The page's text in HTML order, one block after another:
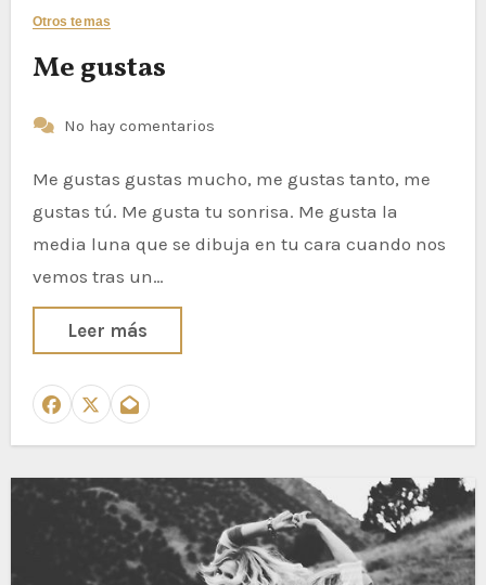
Otros temas
Me gustas
No hay comentarios
Me gustas gustas mucho, me gustas tanto, me
gustas tú. Me gusta tu sonrisa. Me gusta la
media luna que se dibuja en tu cara cuando nos
vemos tras un…
Leer más